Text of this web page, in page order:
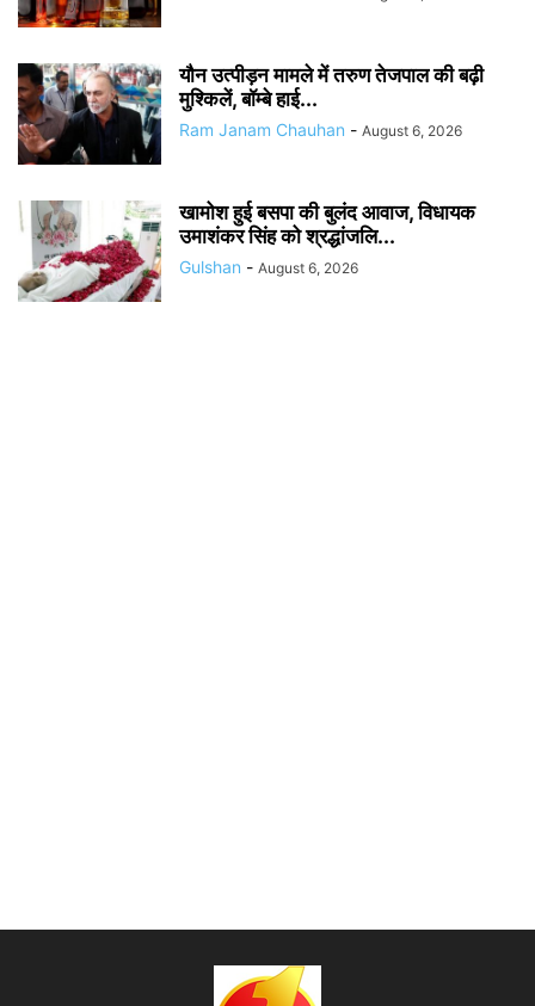
यौन उत्पीड़न मामले में तरुण तेजपाल की बढ़ी
मुश्किलें, बॉम्बे हाई...
Ram Janam Chauhan - August 6, 2026
खामोश हुई बसपा की बुलंद आवाज, विधायक
उमाशंकर सिंह को श्रद्धांजलि...
Gulshan - August 6, 2026